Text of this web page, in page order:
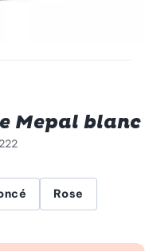
Mepal blanc
Rose